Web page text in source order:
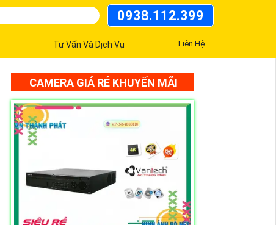
0938.112.399
Tư Vấn Và Dịch Vụ Liên Hệ
CAMERA GIÁ RẺ KHUYẾN MÃI